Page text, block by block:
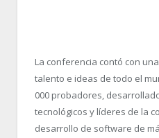
La conferencia contó con
talento e ideas de todo el
000 probadores,
tecnológicos y líderes de la
desarrollo de software de